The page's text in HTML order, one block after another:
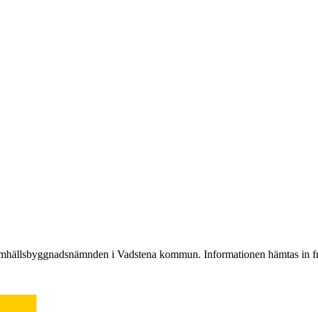
i Vadstena kommun. Informationen hämtas in